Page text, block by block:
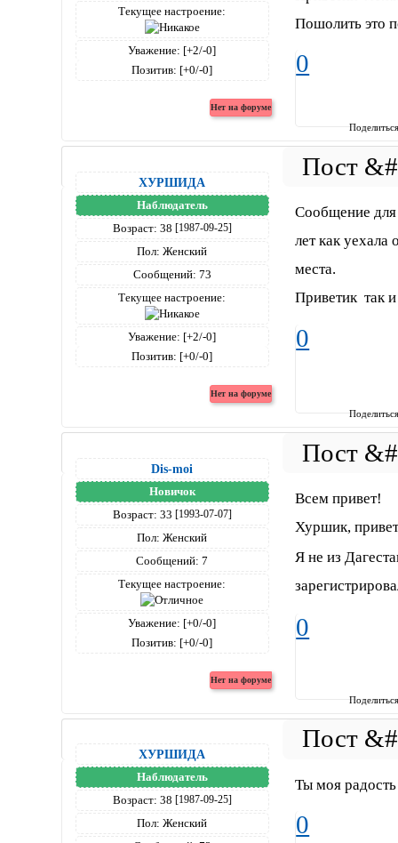
Текущее настроение:
Уважение: [+2/-0]
Позитив: [+0/-0]
Пошолить это
0
ХУРШИДА
Наблюдатель
Возраст: 38 [1987-09-25]
Пол: Женский
Сообщений: 73
Текущее настроение:
Уважение: [+2/-0]
Позитив: [+0/-0]
Сообщение
лет как
места.
Приветик так
0
Dis-moi
Новичок
Возраст: 33 [1993-07-07]
Пол: Женский
Сообщений: 7
Текущее настроение:
Уважение: [+0/-0]
Позитив: [+0/-0]
Всем привет!
Хуршик,
Я не из
0
ХУРШИДА
Наблюдатель
Возраст: 38 [1987-09-25]
Пол: Женский
Ты моя
0